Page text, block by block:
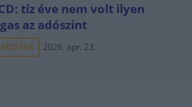
tíz éve nem volt ilyen
az adószint
2026. ápr. 23.